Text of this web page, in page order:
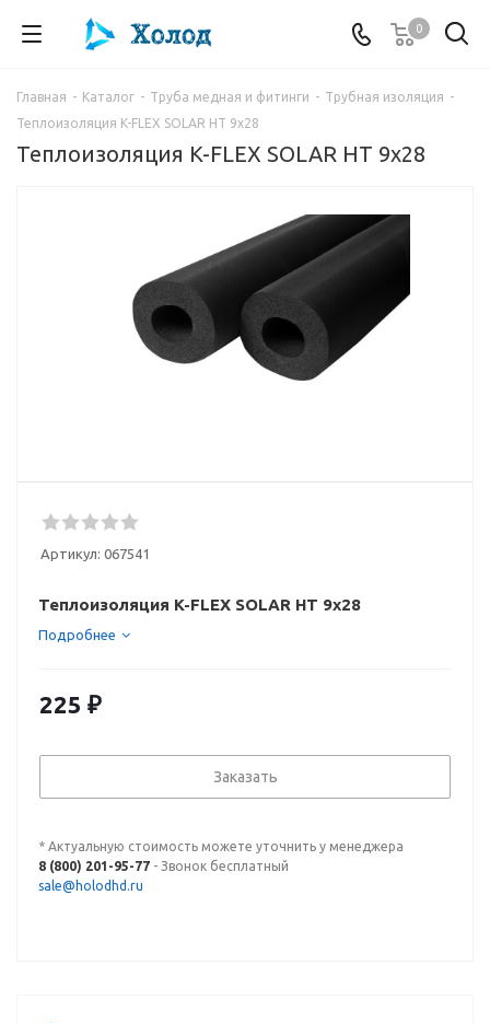
0
Главная - Каталог - Труба медная и фитинги - Трубная изоляция -
Теплоизоляция K-FLEX SOLAR HT 9x28
Теплоизоляция K-FLEX SOLAR HT 9x28
Артикул: 067541
Теплоизоляция K-FLEX SOLAR HT 9x28
Подробнее
225 ₽
Заказать
* Актуальную стоимость можете уточнить у менеджера
8 (800) 201-95-77 - Звонок бесплатный
sale@holodhd.ru